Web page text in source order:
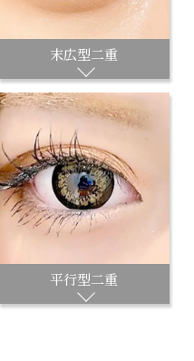
末広型二重
平行型二重